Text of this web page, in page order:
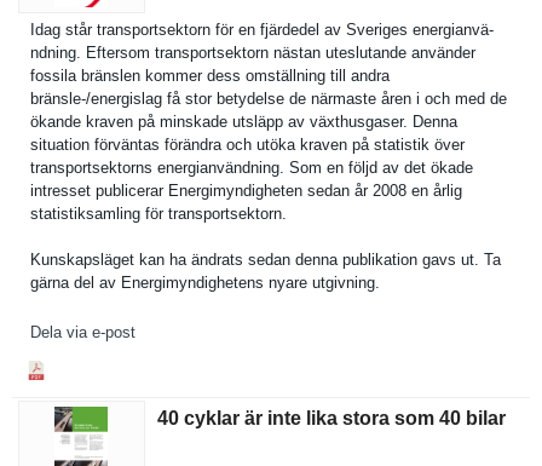
Idag står transports­ektorn för en fjärdedel av Sveriges energianvä­
ndning. Eftersom transports­ektorn nästan uteslutand­e använder
fossila bränslen kommer dess omställnin­g till andra
bränsle-/energisla­g få stor betydelse de närmaste åren i och med de
ökande kraven på minskade utsläpp av växthusgas­er. Denna
situation förväntas förändra och utöka kraven på statistik över
transports­ektorns energianvä­ndning. Som en följd av det ökade
intresset publicerar Energimynd­igheten sedan år 2008 en årlig
statistiks­amling för transports­ektorn.
Kunskapslä­get kan ha ändrats sedan denna publikatio­n gavs ut. Ta
gärna del av Energimynd­ighetens nyare utgivning.
Dela via e-post
40 cyklar är inte lika stora som 40 bilar